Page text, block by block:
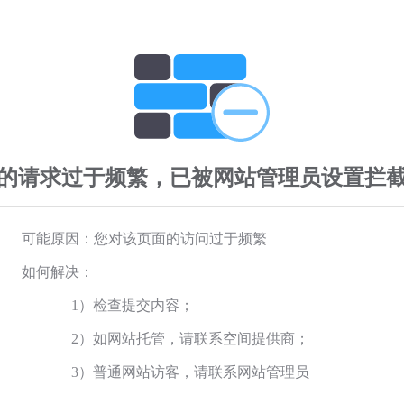
请求过于频繁，已被网站管理员设置拦
可能原因：您对该页面的访问过于频繁
如何解决：
1）检查提交内容；
2）如网站托管，请联系空间提供商；
3）普通网站访客，请联系网站管理员